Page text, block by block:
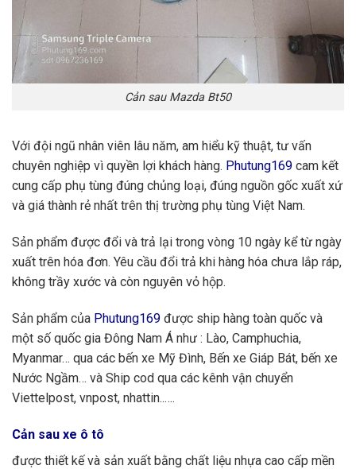
Cản sau Mazda Bt50
Với đội ngũ nhân viên lâu năm, am hiểu kỹ thuật, tư vấn
chuyên nghiệp vì quyền lợi khách hàng. Phutung169 cam kết
cung cấp phụ tùng đúng chủng loại, đúng nguồn gốc xuất xứ
và giá thành rẻ nhất trên thị trường phụ tùng Việt Nam.
Sản phẩm được đổi và trả lại trong vòng 10 ngày kể từ ngày
xuất trên hóa đơn. Yêu cầu đổi trả khi hàng hóa chưa lắp ráp,
không trầy xước và còn nguyên vỏ hộp.
Sản phẩm của Phutung169 được ship hàng toàn quốc và
một số quốc gia Đông Nam Á như : Lào, Camphuchia,
Myanmar… qua các bến xe Mỹ Đình, Bến xe Giáp Bát, bến xe
Nước Ngầm… và Ship cod qua các kênh vận chuyển
Viettelpost, vnpost, nhattin..….
Cản sau xe ô tô
được thiết kế và sản xuất bằng chất liệu nhựa cao cấp mền